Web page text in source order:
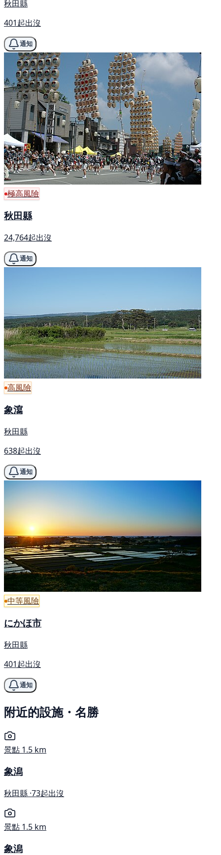
秋田縣
401起出沒
通知
極高風險
秋田縣
24,764起出沒
通知
高風險
象瀉
秋田縣
638起出沒
通知
中等風險
にかほ市
秋田縣
401起出沒
通知
附近的設施・名勝
景點 1.5 km
象潟
秋田縣 ·73起出沒
景點 1.5 km
象潟